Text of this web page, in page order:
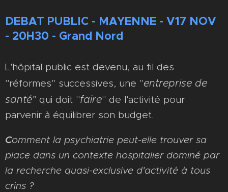
DEBAT PUBLIC - MAYENNE - V17 NOV
- 20H30 - Grand Nord
L'hôpital public est devenu, au fil des
"réformes" successives, une "entreprise de
santé" qui doit "faire" de l'activité pour
parvenir à équilibrer son budget.
Comment la psychiatrie peut-elle trouver sa
place dans un contexte hospitalier dominé par
la recherche quasi-exclusive d'activité à tous
crins ?